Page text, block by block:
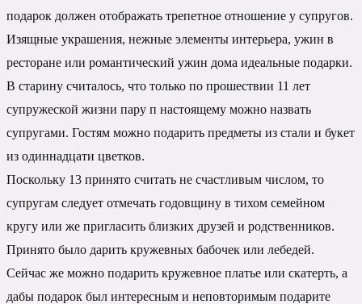
подарок должен отображать трепетное отношение у супругов.
Изящные украшения, нежные элементы интерьера, ужин в
ресторане или романтический ужин дома идеальные подарки.
В старину считалось, что только по прошествии 11 лет
супружеской жизни пару п настоящему можно назвать
супругами. Гостям можно подарить предметы из стали и букет
из одиннадцати цветков.
Поскольку 13 принято считать не счастливым числом, то
супругам следует отмечать годовщину в тихом семейном
кругу или же пригласить близких друзей и родственников.
Принято было дарить кружевных бабочек или лебедей.
Сейчас же можно подарить кружевное платье или скатерть, а
дабы подарок был интересным и неповторимым подарите